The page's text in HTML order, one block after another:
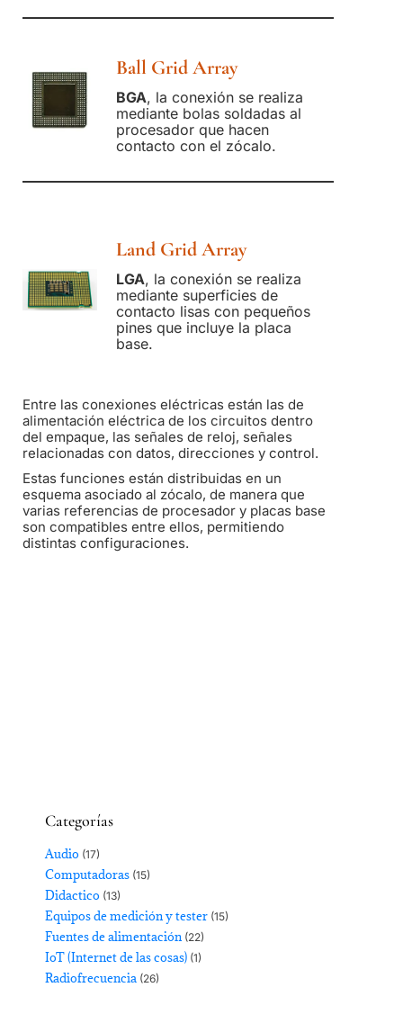
Ball Grid Array
BGA, la conexión se realiza
mediante bolas soldadas al
procesador que hacen
contacto con el zócalo.
Land Grid Array
LGA, la conexión se realiza
mediante superficies de
contacto lisas con pequeños
pines que incluye la placa
base.
Entre las conexiones eléctricas están las de
alimentación eléctrica de los circuitos dentro
del empaque, las señales de reloj, señales
relacionadas con datos, direcciones y control.
Estas funciones están distribuidas en un
esquema asociado al zócalo, de manera que
varias referencias de procesador y placas base
son compatibles entre ellos, permitiendo
distintas configuraciones.
Categorías
Audio (17)
Computadoras (15)
Didactico (13)
Equipos de medición y tester (15)
Fuentes de alimentación(22)
IoT (Internet de las cosas) (1)
Radiofrecuencia (26)